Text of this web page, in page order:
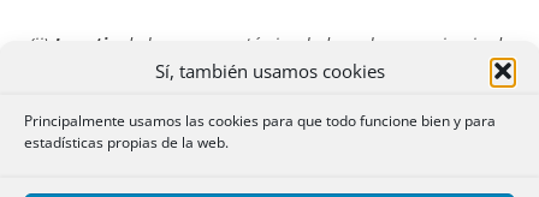
Sí, también usamos cookies
Principalmente usamos las cookies para que todo funcione bien y para
estadísticas propias de la web.
(ii) La ratio
de la norma: está vinculada a «la conveniencia de
facilitar la certeza de las relaciones jurídicas para evitar la
terceros: «generalmente se aplica a acuerdos, convenios o